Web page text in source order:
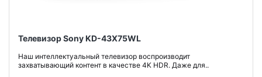
Телевизор Sony KD-43X75WL
Наш интеллектуальный телевизор воспроизводит
захватывающий контент в качестве 4K HDR. Даже для..